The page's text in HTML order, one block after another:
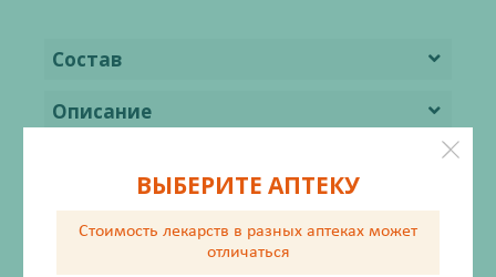
Состав
Описание
Фармакокинетика
ВЫБЕРИТЕ АПТЕКУ
Стоимость лекарств в разных аптеках может
отличаться